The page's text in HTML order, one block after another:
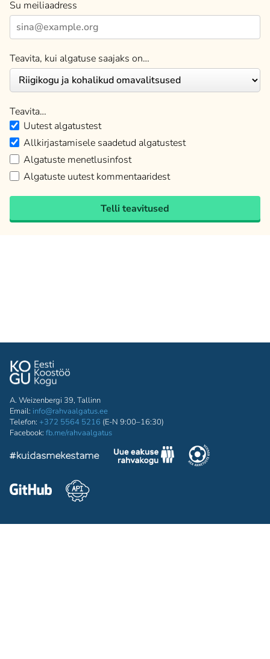
Su meiliaadress
Teavita, kui algatuse saajaks on…
Teavita…
Uutest algatustest
Allkirjastamisele saadetud algatustest
Algatuste menetlusinfost
Algatuste uutest kommentaaridest
Telli teavitused
A. Weizenbergi 39, Tallinn
Email: info@rahvaalgatus.ee
Telefon: +372 5564 5216 (E-N 9:00–16:30)
Facebook: fb.me/rahvaalgatus